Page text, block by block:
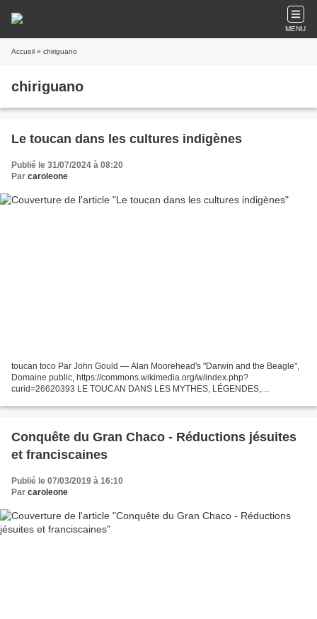
MENU
Accueil » chiriguano
chiriguano
Le toucan dans les cultures indigènes
Publié le 31/07/2024 à 08:20
Par caroleone
toucan toco Par John Gould — Alan Moorehead's "Darwin and the Beagle",
Domaine public, https://commons.wikimedia.org/w/index.php?
curid=26620393 LE TOUCAN DANS LES MYTHES, LÉGENDES,
Conquête du Gran Chaco - Réductions jésuites
et franciscaines
Publié le 07/03/2019 à 16:10
Par caroleone